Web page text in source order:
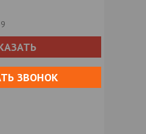
ЗВОНОК